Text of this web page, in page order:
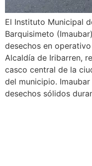
El Instituto Municipal
Barquisimeto
desechos en
Alcaldía de Iribarren,
casco central de la
del municipio.
desechos sólidos